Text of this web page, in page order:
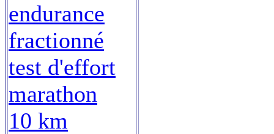
endurance
fractionné
test d'effort
marathon
10 km